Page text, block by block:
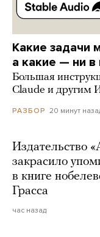
Какие задачи
а какие — ни в
Большая
Claude и другим
РАЗБОР 20 минут
Издательство
закрасило
в книге
Грасса
час назад